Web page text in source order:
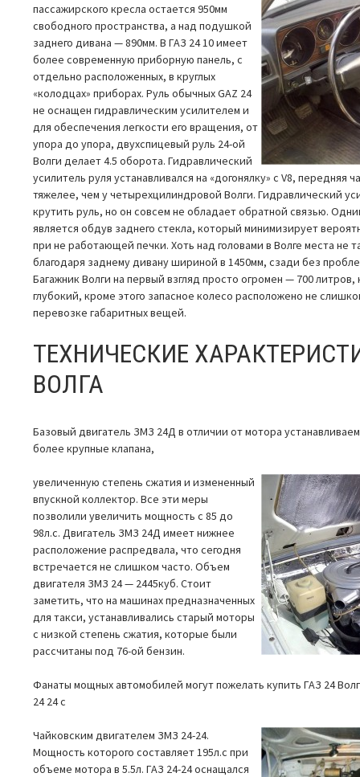
пассажирского кресла остается 950мм
свободного пространства, а над подушкой
заднего дивана — 890мм. В ГАЗ 24 10 имеет
более современную приборную панель, с
отдельно расположенных, в круглых
«колодцах» приборах. Руль обычных GAZ 24
не оснащен гидравлическим усилителем и
для обеспечения легкости его вращения, от
упора до упора, двухспицевый руль 24-ой
Волги делает 4.5 оборота. Гидравлический
усилитель руля устанавливался на «догонялку» с V8, передняя
тяжелее, чем у четырехцилиндровой Волги. Гидравлический
крутить руль, но он совсем не обладает обратной связью.
является обдув заднего стекла, который минимизирует
при не работающей печки. Хоть над головами в Волге места не
благодаря заднему дивану шириной в 1450мм, сзади без
Багажник Волги на первый взгляд просто огромен — 700
глубокий, кроме этого запасное колесо расположено не
перевозке габаритных вещей.
ТЕХНИЧЕСКИЕ
ВОЛГА
Базовый двигатель ЗМЗ 24Д в отличии от мотора
более крупные клапана,
увеличенную степень сжатия и измененный
впускной коллектор. Все эти меры
позволили увеличить мощность с 85 до
98л.с. Двигатель ЗМЗ 24Д имеет нижнее
расположение распредвала, что сегодня
встречается не слишком часто. Объем
двигателя ЗМЗ 24 — 2445куб. Стоит
заметить, что на машинах предназначенных
для такси, устанавливались старый моторы
с низкой степень сжатия, которые были
рассчитаны под 76-ой бензин.
Фанаты мощных автомобилей могут пожелать купить ГАЗ 24
24 24 с
Чайковским двигателем ЗМЗ 24-24.
Мощность которого составляет 195л.с при
объеме мотора в 5.5л. ГАЗ 24-24 оснащался